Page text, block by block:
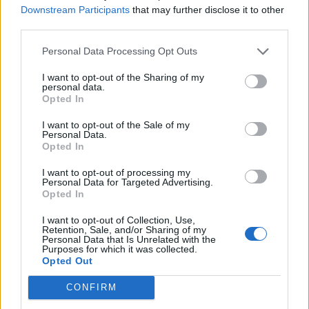
Downstream Participants that may further disclose it to other
Personal Data Processing Opt Outs
I want to opt-out of the Sharing of my
personal data.
Opted In
I want to opt-out of the Sale of my
Personal Data.
Opted In
I want to opt-out of processing my
Personal Data for Targeted Advertising.
Opted In
I want to opt-out of Collection, Use,
Retention, Sale, and/or Sharing of my
Personal Data that Is Unrelated with the
Purposes for which it was collected.
Opted Out
CONFIRM